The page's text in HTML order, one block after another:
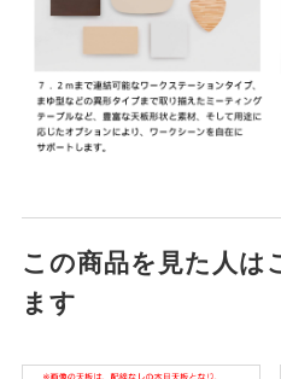
この商品を見た人は
ます